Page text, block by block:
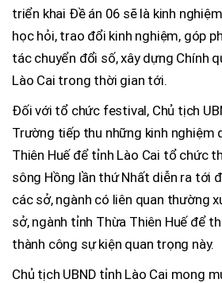
triển khai Đề án 06 sẽ là kinh
học hỏi, trao đổi kinh nghiệm, góp
tác chuyển đổi số, xây dựng Chính
Lào Cai trong thời gian tới.
Đối với tổ chức festival, Chủ tịch
Trường tiếp thu những kinh nghiệm
Thiên Huế để tỉnh Lào Cai tổ chức
sông Hồng lần thứ Nhất diễn ra tới
các sở, ngành có liên quan thường
sở, ngành tỉnh Thừa Thiên Huế để
thành công sự kiện quan trọng này.
Chủ tịch UBND tỉnh Lào Cai mong